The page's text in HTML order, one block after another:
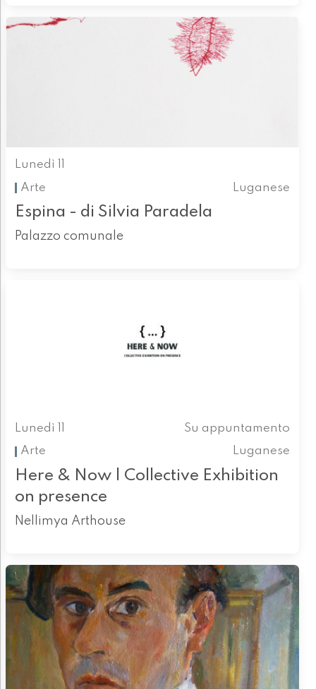
Lunedì 11
Arte
Luganese
Espina - di Silvia Paradela
Palazzo comunale
Lunedì 11
Su appuntamento
Arte
Luganese
Here & Now | Collective Exhibition
on presence
Nellimya Arthouse